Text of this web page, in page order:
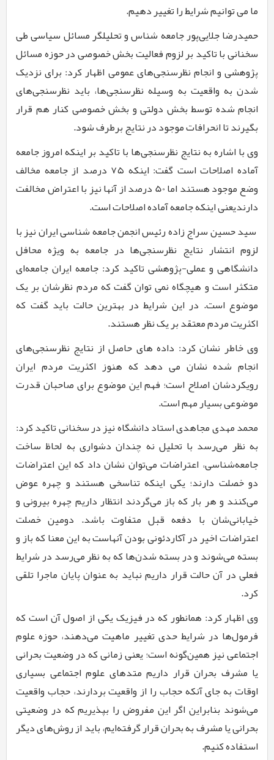
ما می توانیم شرایط را تغییر دهیم.
حمیدرضا جلایی‌پور جامعه شناس و تحلیلگر مسائل سیاسی طی
سخنانی با تاکید بر لزوم فعالیت بخش خصوصی در حوزه مسائل
پژوهشی و انجام نظرسنجی‌های عمومی اظهار کرد: برای نزدیک
شدن به واقعیت به وسیله نظرسنجی‌ها، باید نظرسنجی‌های
انجام شده توسط بخش دولتی و بخش خصوصی کنار هم قرار
بگیرند تا انحرافات موجود در نتایج برطرف شود.
وی با اشاره به نتایج نظرسنجی‌ها با تاکید بر اینکه امروز جامعه
آماده اصلاحات است گفت: اینکه 7۵ درصد از جامعه مخالف
وضع موجود هستند اما50درصد از آنها نیز با اعتراض مخالفت
دارندیعنی اینکه جامعه آماده اصلاحات است.
سید حسین سراج زاده رئیس انجمن جامعه شناسی ایران نیز با
لزوم انتشار نتایج نظرسنجی‌ها در جامعه به ویژه محافل
دانشگاهی و عملی-پژوهشی تاکید کرد: جامعه ایران جامعه‌ای
متکثر است و هیچگاه نمی توان گفت که مردم نظرشان بر یک
موضوع است. در این شرایط در بهترین حالت باید گفت که
اکثریت مردم معتقد بر یک نظر هستند.
وی خاطر نشان کرد: داده های حاصل از نتایج نظرسنجی‌های
انجام شده نشان می دهد که هنوز اکثریت مردم ایران
رویکردشان اصلاح است؛ فهم این موضوع برای صاحبان قدرت
موضوعی بسیار مهم است.
محمد مهدی مجاهدیاستاد دانشگاه نیز در سخنانی تاکید کرد:
به نظر می‌رسد با تحلیل نه چندان دشواری به لحاظ ساخت
جامعه‌شناسی، اعتراضات می‌توان نشان داد که این اعتراضات
دو خصلت دارند؛ یکی اینکه تناسخی هستند و چهره عوض
می‌کنند و هر بار که باز می‌گردند انتظار داریم چهره بیرونی و
خیابانی‌شان با دفعه قبل متفاوت باشد. دومین خصلت
اعتراضات اخیر در آکاردئونی بودن آنهاست به این معنا که باز و
بسته می‌شوند و در بسته شدن‌ها که به نظر می‌رسد در شرایط
فعلی در آن حالت قرار داریم نباید به عنوان پایان ماجرا تلقی
کرد.
وی اظهار کرد: همانطور که در فیزیک یکی از اصول آن است که
فرمول‌ها در شرایط حدی تغییر ماهیت می‌دهند، حوزه علوم
اجتماعی نیز همین‌گونه است؛ یعنی زمانی که در وضعیت بحرانی
یا مشرف بحران قرار داریم متدهای علوم اجتماعی بسیاری
اوقات به جای آنکه حجاب را از واقعیت بردارند، حجاب واقعیت
می‌شوند بنابراین اگر این مفروض را بپذیریم که در وضعیتی
بحرانی یا مشرف به بحران قرار گرفته‌ایم، باید از روش‌های دیگر
استفاده کنیم.